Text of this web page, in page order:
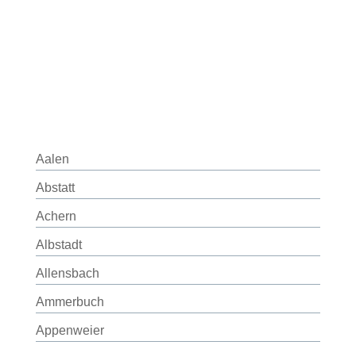
Aalen
Abstatt
Achern
Albstadt
Allensbach
Ammerbuch
Appenweier